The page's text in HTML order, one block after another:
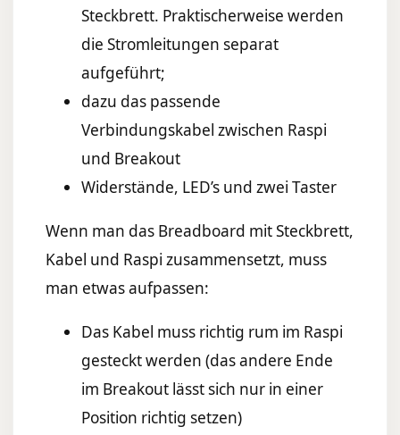
Steckbrett. Praktischerweise werden
die Stromleitungen separat
aufgeführt;
dazu das passende
Verbindungskabel zwischen Raspi
und Breakout
Widerstände, LED’s und zwei Taster
Wenn man das Breadboard mit Steckbrett,
Kabel und Raspi zusammensetzt, muss
man etwas aufpassen:
Das Kabel muss richtig rum im Raspi
gesteckt werden (das andere Ende
im Breakout lässt sich nur in einer
Position richtig setzen)